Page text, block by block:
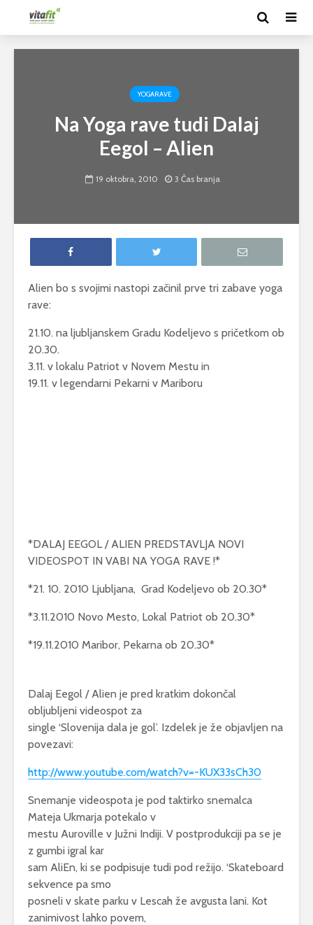
YOGARAVE
Na Yoga rave tudi Dalaj
Eegol – Alien
19 oktobra, 2010 3 Čas branja
Alien bo s svojimi nastopi začinil prve tri zabave yoga
rave:
21.10. na ljubljanskem Gradu Kodeljevo s pričetkom ob
20.30.
3.11. v lokalu Patriot v Novem Mestu in
19.11. v legendarni Pekarni v Mariboru
*DALAJ EEGOL / ALIEN PREDSTAVLJA NOVI
VIDEOSPOT IN VABI NA YOGA RAVE !*
*21. 10. 2010 Ljubljana, Grad Kodeljevo ob 20.30*
*3.11.2010 Novo Mesto, Lokal Patriot ob 20.30*
*19.11.2010 Maribor, Pekarna ob 20.30*
Dalaj Eegol / Alien je pred kratkim dokončal
obljubljeni videospot za
single ‘Slovenija dala je gol’. Izdelek je že objavljen na
povezavi:
http://www.youtube.com/watch?v=-KUX33sCh30
Snemanje videospota je pod taktirko snemalca
Mateja Ukmarja potekalo v
mestu Auroville v Južni Indiji. V postprodukciji pa se je
z gumbi igral kar
sam AliEn, ki se podpisuje tudi pod režijo. ‘Skateboard
sekvence pa smo
posneli v skate parku v Lescah že avgusta lani. Kot
zanimivost lahko povem,
Brezplačno kopanje
po slovenskih
mestih blaži
vročino
5 avgusta, 2026
moški –